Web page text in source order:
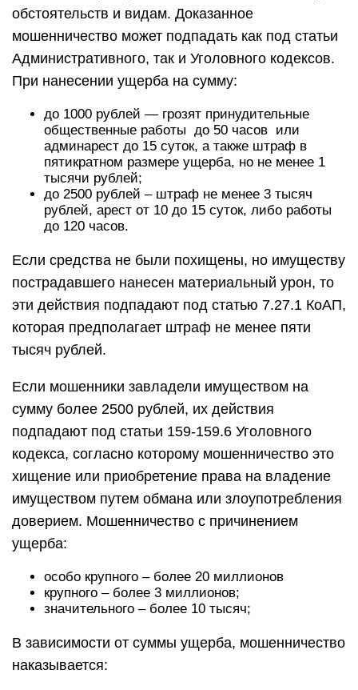
обстоятельств и видам. Доказанное
мошенничество может подпадать как под статьи
Административного, так и Уголовного кодексов.
При нанесении ущерба на сумму:
до 1000 рублей — грозят принудительные
общественные работы до 50 часов или
админарест до 15 суток, а также штраф в
пятикратном размере ущерба, но не менее 1
тысячи рублей;
до 2500 рублей – штраф не менее 3 тысяч
рублей, арест от 10 до 15 суток, либо работы
до 120 часов.
Если средства не были похищены, но имуществу
пострадавшего нанесен материальный урон, то
эти действия подпадают под статью 7.27.1 КоАП,
которая предполагает штраф не менее пяти
тысяч рублей.
Если мошенники завладели имуществом на
сумму более 2500 рублей, их действия
подпадают под статьи 159-159.6 Уголовного
кодекса, согласно которому мошенничество это
хищение или приобретение права на владение
имуществом путем обмана или злоупотребления
доверием. Мошенничество с причинением
ущерба:
особо крупного – более 20 миллионов
крупного – более 3 миллионов;
значительного – более 10 тысяч;
В зависимости от суммы ущерба, мошенничество
наказывается: